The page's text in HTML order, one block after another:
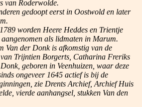
van Roderwolde.
gedoopt eerst in Oostwold en later
worden Heere Heddes en Trientje
aangenomen als lidmaten in Marum.
Van der Donk is afkomstig van de
Trijntien Borgerts, Catharina Freriks
geboren in Veenhuizen, waar deze
ongeveer 1645 actief is bij de
zie Drents Archief, Archief Huis
vierde aanhangsel, stukken Van den